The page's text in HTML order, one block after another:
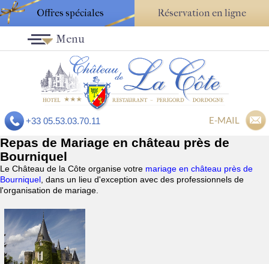
Offres spéciales Réservation en ligne
+33 05.53.03.70.11 E-MAIL
Menu
Repas de Mariage en château près de
Bourniquel
Le Château de la Côte organise votre mariage en château près de
Bourniquel , dans un lieu d'exception avec des professionnels de
l'organisation de mariage.